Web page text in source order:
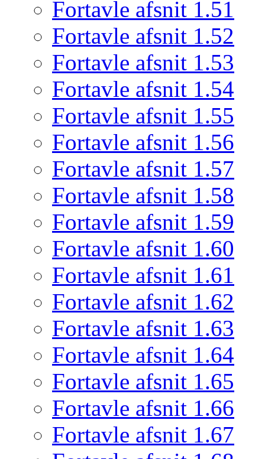
Fortavle afsnit 1.51
Fortavle afsnit 1.52
Fortavle afsnit 1.53
Fortavle afsnit 1.54
Fortavle afsnit 1.55
Fortavle afsnit 1.56
Fortavle afsnit 1.57
Fortavle afsnit 1.58
Fortavle afsnit 1.59
Fortavle afsnit 1.60
Fortavle afsnit 1.61
Fortavle afsnit 1.62
Fortavle afsnit 1.63
Fortavle afsnit 1.64
Fortavle afsnit 1.65
Fortavle afsnit 1.66
Fortavle afsnit 1.67